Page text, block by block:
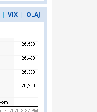
| VIX | OLAJ